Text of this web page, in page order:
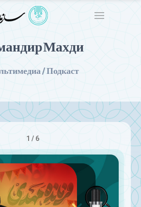
Махди
/ Подкаст
1 / 6